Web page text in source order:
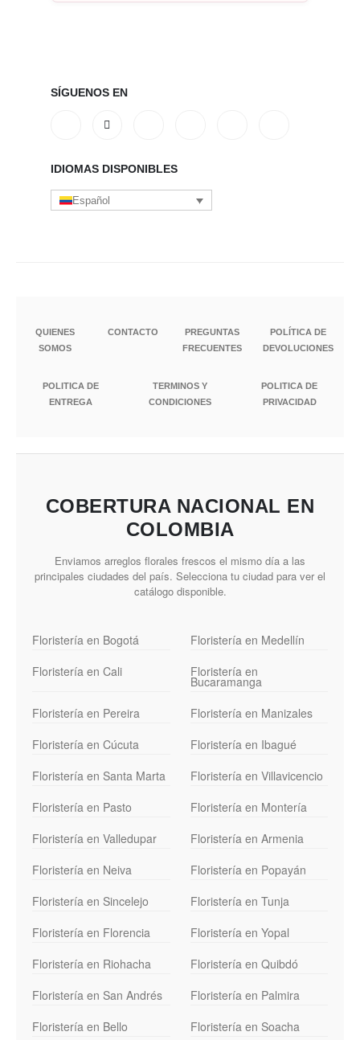
SÍGUENOS EN
IDIOMAS DISPONIBLES
Español
QUIENES
SOMOS
CONTACTO
PREGUNTAS
FRECUENTES
POLÍTICA DE
DEVOLUCIONES
POLITICA DE
ENTREGA
TERMINOS Y
CONDICIONES
POLITICA DE
PRIVACIDAD
COBERTURA NACIONAL EN
COLOMBIA
Enviamos arreglos florales frescos el mismo día a las
principales ciudades del país. Selecciona tu ciudad para ver el
catálogo disponible.
Floristería en Bogotá
Floristería en Medellín
Floristería en Cali
Floristería en
Bucaramanga
Floristería en Pereira
Floristería en Manizales
Floristería en Cúcuta
Floristería en Ibagué
Floristería en Santa Marta
Floristería en Villavicencio
Floristería en Pasto
Floristería en Montería
Floristería en Valledupar
Floristería en Armenia
Floristería en Neiva
Floristería en Popayán
Floristería en Sincelejo
Floristería en Tunja
Floristería en Florencia
Floristería en Yopal
Floristería en Riohacha
Floristería en Quibdó
Floristería en San Andrés
Floristería en Palmira
Floristería en Bello
Floristería en Soacha